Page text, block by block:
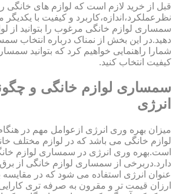
قبل از خرید لازم است که لوازم های خانگی را
نظرعملکرد،اندازه،کاربرد و کیفیت با یکدیگر
سمساری لوازم خانگی مرغوب را بتوانید از
دهید.در این بخش از نمناک درباره انتخاب
شمارا راهنمایی خواهیم کرد که بتوانید
کیفیت انتخاب کنید.
سمساری لوازم خانگی و
انرژی
میزان بهره وری انرژی ازعوامل مهم در
لوازم خانگی می باشد که در لوازم مختلف
است.بهره وری انرژی در سمساری لوازم
دارد.دربرخی از سمساری لوازم خانگی از
عنوان انرژی استفاده می شود که در مقایسه
ارزان قیمت تر و مقرون به صرفه تری کارایی